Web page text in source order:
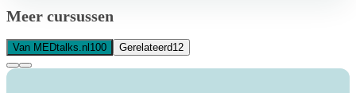
Meer cursussen
Van MEDtalks.nl 100 Gerelateerd12